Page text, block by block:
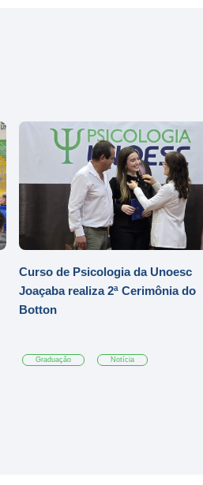
Curso de Psicologia da Unoesc
Joaçaba realiza 2ª Cerimônia do
Botton
Graduação Notícia